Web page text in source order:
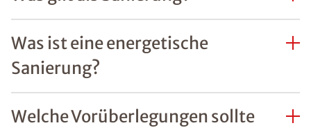
Was ist eine energetische
Sanierung?
Welche Vorüberlegungen sollte